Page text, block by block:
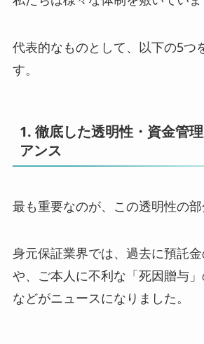
代表的なものとして、以下の5つ
す。
1. 徹底した透明性・資金管
アンス
最も重要なのが、この透明性の部
身元保証業界では、過去に預託
や、ご本人に不利な「死因贈与
などがニュースになりました。